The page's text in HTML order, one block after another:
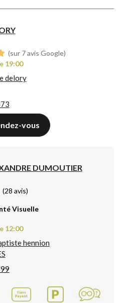
(sur 7 avis Google)
19:00
delory
vous
DUMOUTIER
(28 avis)
Visuelle
12:00
hennion